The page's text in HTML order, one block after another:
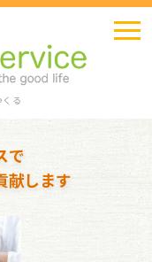
くる
で
献します